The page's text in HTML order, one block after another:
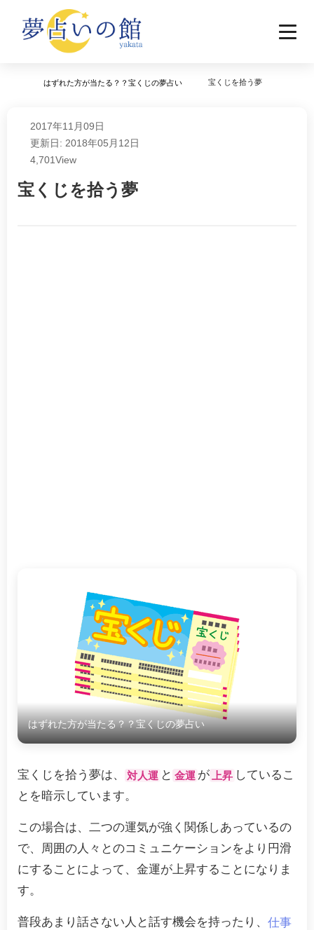
はずれた方が当たる？？宝くじの夢占い 宝くじを拾う夢
2017年11月09日
更新日: 2018年05月12日
4,701View
宝くじを拾う夢
はずれた方が当たる？？宝くじの夢占い
宝くじを拾う夢は、 対人運 と 金運 が 上昇 しているこ
とを暗示しています。
この場合は、二つの運気が強く関係しあっているの
で、周囲の人々とのコミュニケーションをより円滑
にすることによって、金運が上昇することになりま
す。
普段あまり話さない人と話す機会を持ったり、 仕事